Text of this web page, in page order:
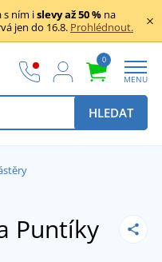
s ním islevy až 50 % na
jen do 16.8. Prohlédnout.
0
MENU
HLEDAT
Puntíky